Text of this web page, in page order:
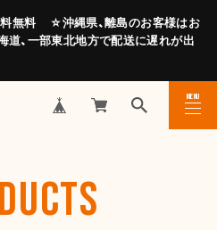
無料 ☆沖縄県、離島のお客様はお
一部東北地方で配送に遅れが出
MENU
CLOSE